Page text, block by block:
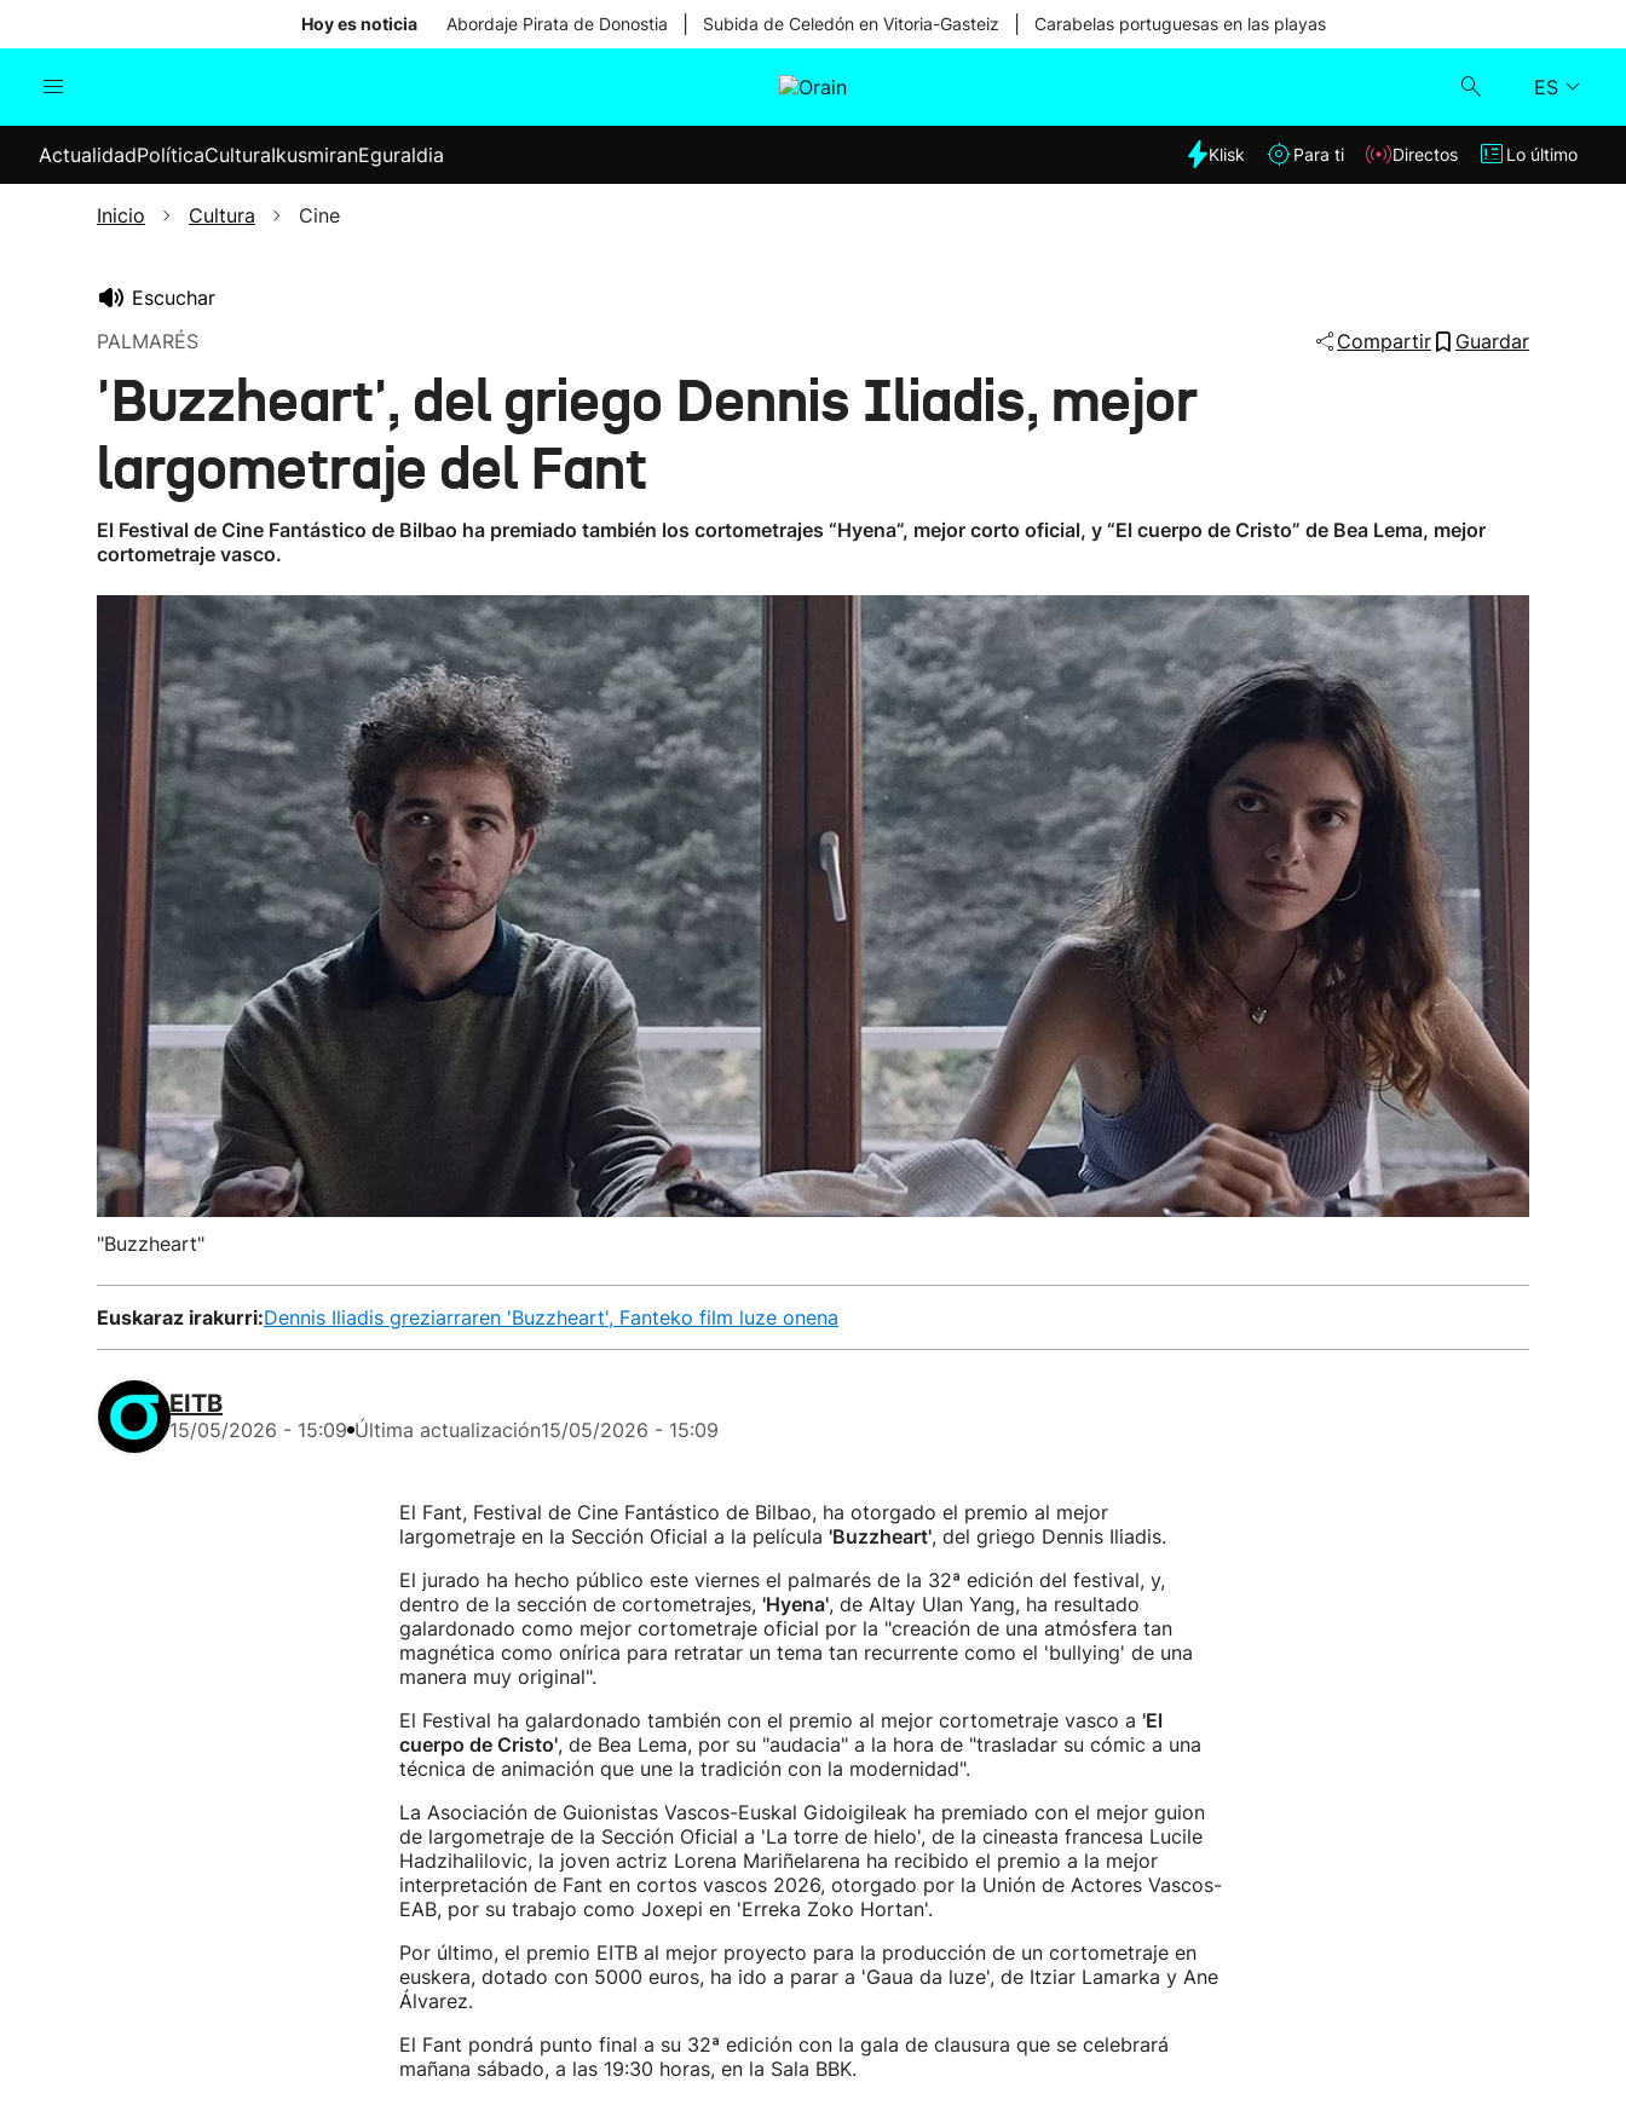
Hoy es noticia Abordaje Pirata de Donostia Subida de Celedón en Vitoria-Gasteiz Carabelas portuguesas en las playas
ES
Internacional
Elecciones
Klisk
ActualidadPolíticaCulturaIkusmiranEguraldia Klisk Para ti Directos Lo último
Inicio Cultura Cine
Escuchar
PALMARÉS
Compartir Guardar
'Buzzheart', del griego Dennis Iliadis, mejor
largometraje del Fant
El Festival de Cine Fantástico de Bilbao ha premiado también los cortometrajes “Hyena”, mejor corto oficial, y “El cuerpo de Cristo” de Bea Lema, mejor
cortometraje vasco.
"Buzzheart"
Euskaraz irakurri:Dennis Iliadis greziarraren 'Buzzheart', Fanteko film luze onena
EITB
15/05/2026 - 15:09 Última actualización15/05/2026 - 15:09
El Fant, Festival de Cine Fantástico de Bilbao, ha otorgado el premio al mejor
largometraje en la Sección Oficial a la película 'Buzzheart', del griego Dennis Iliadis.
El jurado ha hecho público este viernes el palmarés de la 32ª edición del festival, y,
dentro de la sección de cortometrajes, 'Hyena', de Altay Ulan Yang, ha resultado
galardonado como mejor cortometraje oficial por la "creación de una atmósfera tan
magnética como onírica para retratar un tema tan recurrente como el 'bullying' de una
manera muy original".
El Festival ha galardonado también con el premio al mejor cortometraje vasco a 'El
cuerpo de Cristo', de Bea Lema, por su "audacia" a la hora de "trasladar su cómic a una
técnica de animación que une la tradición con la modernidad".
La Asociación de Guionistas Vascos-Euskal Gidoigileak ha premiado con el mejor guion
de largometraje de la Sección Oficial a 'La torre de hielo', de la cineasta francesa Lucile
Hadzihalilovic, la joven actriz Lorena Mariñelarena ha recibido el premio a la mejor
interpretación de Fant en cortos vascos 2026, otorgado por la Unión de Actores Vascos-
EAB, por su trabajo como Joxepi en 'Erreka Zoko Hortan'.
Por último, el premio EITB al mejor proyecto para la producción de un cortometraje en
euskera, dotado con 5000 euros, ha ido a parar a 'Gaua da luze', de Itziar Lamarka y Ane
Álvarez.
El Fant pondrá punto final a su 32ª edición con la gala de clausura que se celebrará
mañana sábado, a las 19:30 horas, en la Sala BBK.